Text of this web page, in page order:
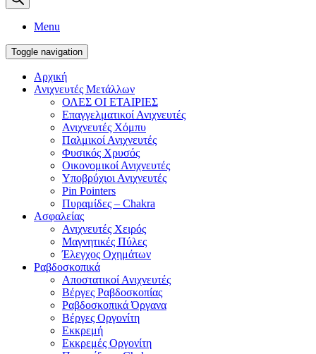
Menu
Toggle navigation
Αρχική
Ανιχνευτές Μετάλλων
ΟΛΕΣ ΟΙ ΕΤΑΙΡΙΕΣ
Επαγγελματικοί Ανιχνευτές
Ανιχνευτές Χόμπυ
Παλμικοί Ανιχνευτές
Φυσικός Χρυσός
Οικονομικοί Ανιχνευτές
Υποβρύχιοι Ανιχνευτές
Pin Pointers
Πυραμίδες – Chakra
Ασφαλείας
Ανιχνευτές Χειρός
Μαγνητικές Πύλες
Έλεγχος Οχημάτων
Ραβδοσκοπικά
Αποστατικοί Ανιχνευτές
Βέργες Ραβδοσκοπίας
Ραβδοσκοπικά Όργανα
Βέργες Οργονίτη
Εκκρεμή
Εκκρεμές Οργονίτη